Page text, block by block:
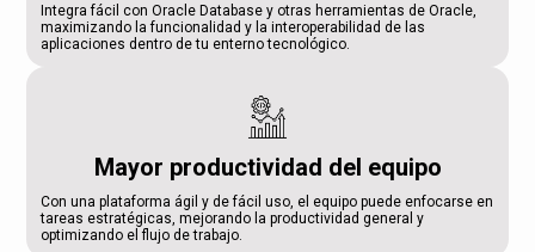
Integra fácil con Oracle Database y otras herramientas de Oracle,
maximizando la funcionalidad y la interoperabilidad de las
aplicaciones dentro de tu enterno tecnológico.
Mayor productividad del equipo
Con una plataforma ágil y de fácil uso, el equipo puede enfocarse en
tareas estratégicas, mejorando la productividad general y
optimizando el flujo de trabajo.